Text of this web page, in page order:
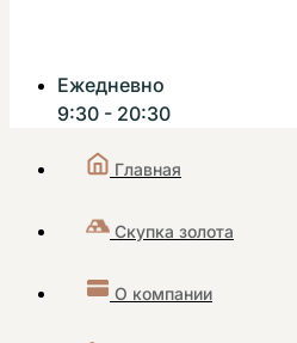
Ежедневно
9:30 - 20:30
Главная
Скупка золота
О компании